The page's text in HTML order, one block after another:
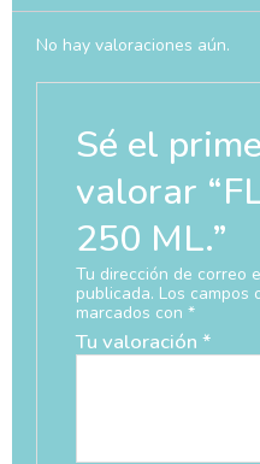
No hay valoraciones aún.
Sé el
valorar
250 ML.”
Tu dirección de correo
publicada. Los campos
marcados con *
Tu valoración *